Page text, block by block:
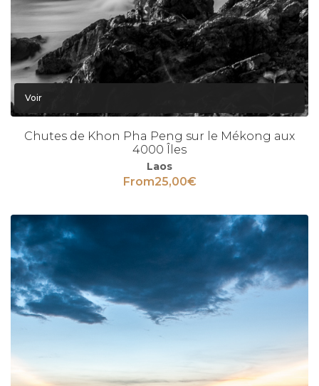
Voir
Chutes de Khon Pha Peng sur le Mékong aux
4000 Îles
Laos
From25,00€